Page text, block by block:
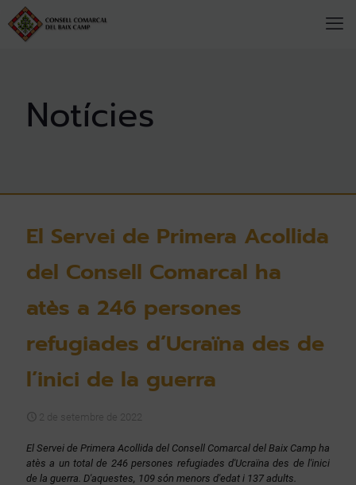
El Servei de Primera Acollida
del Consell Comarcal ha
atès a 246 persones
refugiades d’Ucraïna des de
l’inici de la guerra
2 de setembre de 2022
El Servei de Primera Acollida del Consell Comarcal del Baix Camp ha
atès a un total de 246 persones refugiades d'Ucraïna des de l'inici
de la guerra. D'aquestes, 109 són menors d'edat i 137 adults.